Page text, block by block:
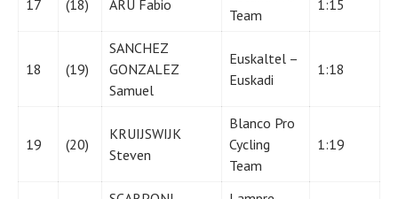
17 (18) ARU Fabio
Team
1:15
18 (19)
SANCHEZ
GONZALEZ
Samuel
Euskaltel –
Euskadi
1:18
19 (20)
KRUIJSWIJK
Steven
Blanco Pro
Cycling
Team
1:19